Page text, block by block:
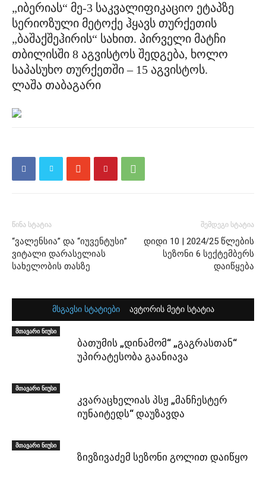
„იბერიას“ მე-3 საკვალიფიკაციო ეტაპზე
სერიოზული მეტოქე ჰყავს თურქეთის
„ბაშაქშეჰირის“ სახით. პირველი მატჩი
თბილისში 8 აგვისტოს შედგება, ხოლო
საპასუხო თურქეთში – 15 აგვისტოს.
ლაშა თაბაგარი
წინა სტატია
“ვალენსია” და “იუვენტუსი”
ვიტალი დარასელიას
სახელობის თასზე
შემდეგი სტატია
დიდი 10 | 2024/25 წლების
სეზონი 6 სექტემბერს
დაიწყება
მსგავსი სტატიები ავტორის მეტი სტატია
მთავარი ნიუსი
ბათუმის „დინამომ“ „გაგრასთან“
უპირატესობა გაანიავა
მთავარი ნიუსი
კვარაცხელიას პსჟ „მანჩესტერ
იუნაიტედს“ დაუზავდა
მთავარი ნიუსი
ზივზივაძემ სეზონი გოლით დაიწყო